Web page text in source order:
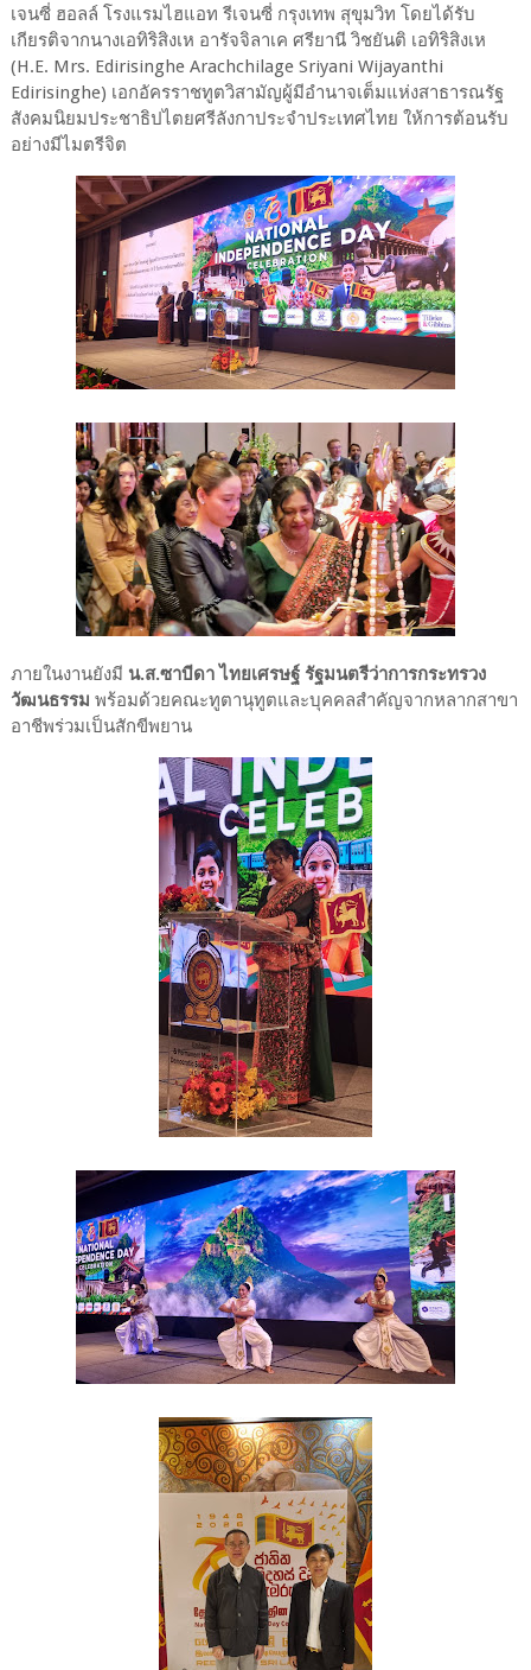
เจนซี่ ฮอลล์ โรงแรมไฮแอท รีเจนซี่ กรุงเทพ สุขุมวิท โดยได้รับ
เกียรติจากนางเอทิริสิงเห อารัจจิลาเค ศรียานี วิชยันติ เอทิริสิงเห
(H.E. Mrs. Edirisinghe Arachchilage Sriyani Wijayanthi
Edirisinghe) เอกอัครราชทูตวิสามัญผู้มีอำนาจเต็มแห่งสาธารณรัฐ
สังคมนิยมประชาธิปไตยศรีลังกาประจำประเทศไทย ให้การต้อนรับ
อย่างมีไมตรีจิต
ภายในงานยังมี น.ส.ซาบีดา ไทยเศรษฐ์ รัฐมนตรีว่าการกระทรวง
วัฒนธรรม พร้อมด้วยคณะทูตานุทูตและบุคคลสำคัญจากหลากสาขา
อาชีพร่วมเป็นสักขีพยาน